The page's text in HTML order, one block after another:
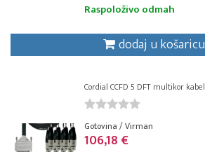
Raspoloživo odmah
dodaj u košaricu
Cordial CCFD 5 DFT multikor kabel
Gotovina / Virman
106,18 €